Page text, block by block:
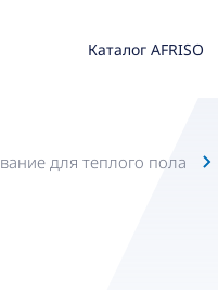
Каталог AFRISO
для теплого пола